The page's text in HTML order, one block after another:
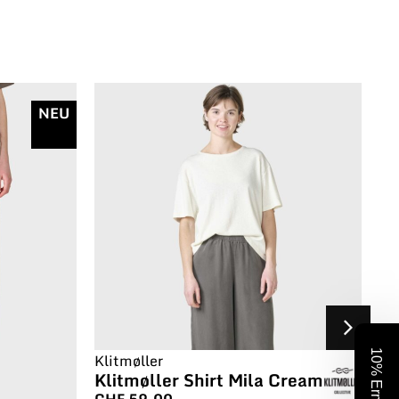
NEU
Klitmøller
Klitmøller Shirt Mila Cream